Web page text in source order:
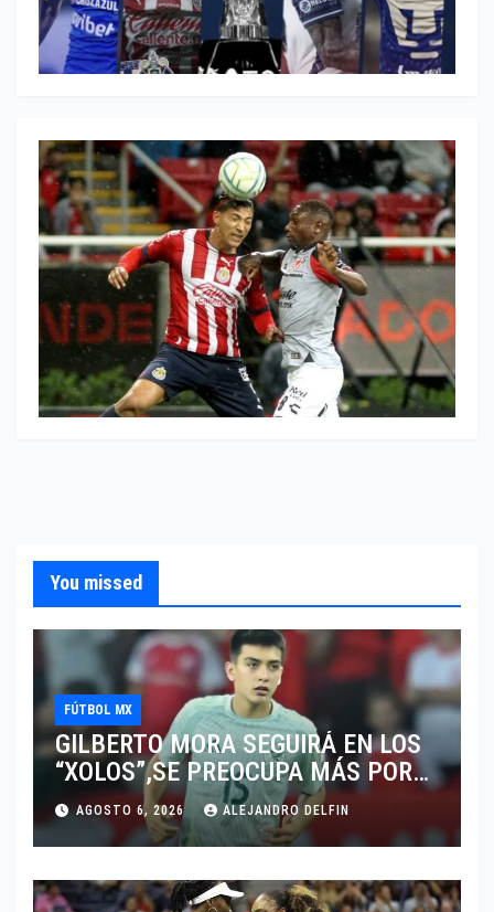
You missed
FÚTBOL MX
GILBERTO MORA SEGUIRÁ EN LOS
“XOLOS”,SE PREOCUPA MÁS POR
JUGAR EN SU EQUIPO.
AGOSTO 6, 2026 ALEJANDRO DELFIN